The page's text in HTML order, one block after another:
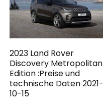
2023 Land Rover
Discovery Metropolitan
Edition :Preise und
technische Daten 2021-
10-15